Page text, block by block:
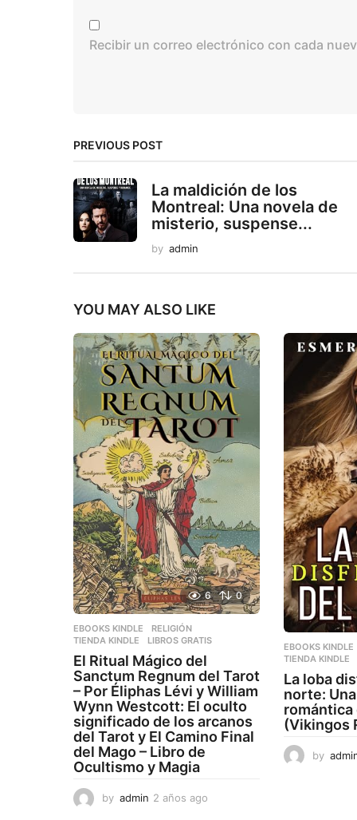
Recibir un correo electrónico con cada
PREVIOUS POST
La maldición de los
Montreal: Una novela de
misterio, suspense...
by admin
YOU MAY ALSO LIKE
6 0
EBOOKS KINDLE ,RELIGIÓN
TIENDA KINDLE
LIBROS GRATIS
El Ritual Mágico del
Sanctum Regnum del Tarot
– Por Éliphas Lévi y William
Wynn Westcott: El oculto
significado de los arcanos
del Tarot y El Camino Final
del Mago – Libro de
Ocultismo y Magia
by admin 2 años ago
EBOOKS KINDLE
TIENDA KINDLE
La loba
norte:
romántica
(Vikingos
by